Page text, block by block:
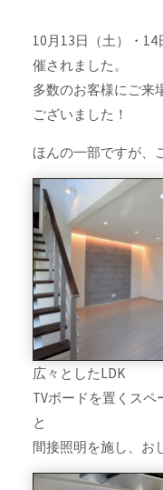
10月13日（土）・
催されました。
多数のお客様にご来
ございました！
ほんの一部ですが、
広々としたLDK
TVボードを置くス
と
間接照明を施し、お